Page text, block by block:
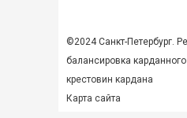
©2024 Санкт-Петербург.
балансировка
крестовин кардана
Карта сайта